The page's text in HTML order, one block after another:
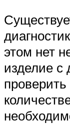
этом нет
изделие с